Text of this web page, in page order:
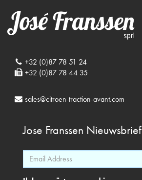
+32 (0)87 78 51 24
+32 (0)87 78 44 35
sales@citroen-traction-avant.com
Jose Franssen Nieuwsbrief